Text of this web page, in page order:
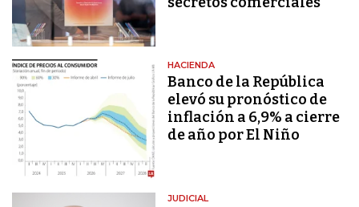
HACIENDA
Banco de la República
elevó su pronóstico de
inflación a 6,9% a cierre
de año por El Niño
JUDICIAL